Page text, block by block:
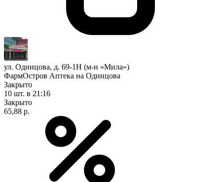
ул. Одинцова, д. 69-1Н (м-н «Мила»)
ФармОстров Аптека на Одинцова
Закрыто
10 шт. в 21:16
Закрыто
65,88 р.